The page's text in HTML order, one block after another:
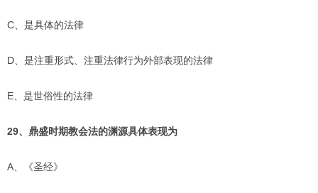
C、是具体的法律
D、是注重形式、注重法律行为外部表现的法律
E、是世俗性的法律
29、鼎盛时期教会法的渊源具体表现为
A、《圣经》